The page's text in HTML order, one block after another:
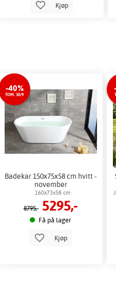
Kjøp
-40%
TOM. 30/9
Badekar 150x75x58 cm hvitt -
november
160x73x58 cm
8795,- 5295,-
Få på lager
Kjøp